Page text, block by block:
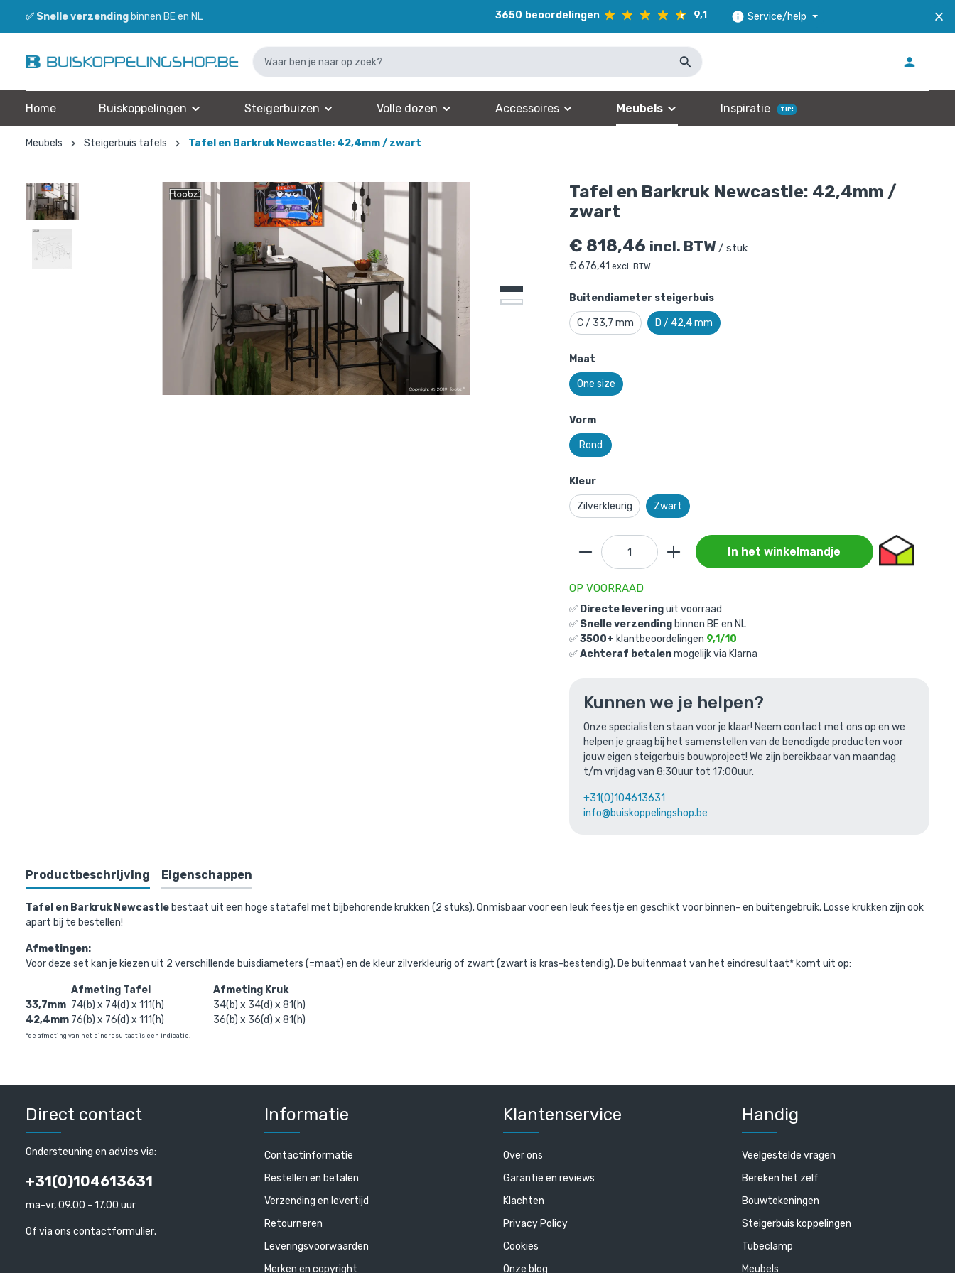
✅ Snelle verzending binnen BE en NL 3650 beoordelingen 9,1 Service/help
Home Buiskoppelingen Steigerbuizen Volle dozen Accessoires Meubels Inspiratie TIP!
Meubels Steigerbuis tafels Tafel en Barkruk Newcastle: 42,4mm / zwart
Tafel en Barkruk Newcastle: 42,4mm /
zwart
€ 818,46 incl. BTW/ stuk
€676,41 excl. BTW
Buitendiameter steigerbuis
C / 33,7 mm D / 42,4 mm
Maat
One size
Vorm
Rond
Kleur
Zilverkleurig Zwart
In het winkelmandje
OP VOORRAAD
✅ Directe leveringuit voorraad
✅ Snelle verzending binnen BE en NL
✅3500+ klantbeoordelingen 9,1/10
✅Achteraf betalenmogelijk via Klarna
Kunnen we je helpen?
Onze specialisten staan voor je klaar! Neem contact met ons op en we
helpen je graag bij het samenstellen van de benodigde producten voor
jouw eigen steigerbuis bouwproject! We zijn bereikbaar van maandag
t/m vrijdag van 8:30uur tot 17:00uur.
+31(0)104613631
info@buiskoppelingshop.be
Productbeschrijving Eigenschappen
Tafel en Barkruk Newcastle bestaat uit een hoge statafel met bijbehorende krukken (2 stuks). Onmisbaar voor een leuk feestje en geschikt voor binnen- en buitengebruik. Losse krukken zijn ook
apart bij te bestellen!
Afmetingen:
Voor deze set kan je kiezen uit 2 verschillende buisdiameters (=maat) en de kleur zilverkleurig of zwart (zwart is kras-bestendig). De buitenmaat van het eindresultaat* komt uit op:
Afmeting Tafel
Afmeting Kruk
33,7mm 74(b) x 74(d) x 111(h)
34(b) x 34(d) x 81(h)
42,4mm 76(b) x 76(d) x 111(h) 36(b) x 36(d) x 81(h)
*de afmeting van het eindresultaat is een indicatie
Tafel en Barkruk Newcastle: 42,4mm / zwart
Direct contact
Ondersteuning en advies via:
+31(0)104613631
ma-vr, 09.00 - 17.00 uur
Of via ons contactformulier.
Informatie
Contactinformatie
Bestellen en betalen
Verzending en levertijd
Retourneren
Leveringsvoorwaarden
Merken en copyright
Klantenservice
Over ons
Garantie en reviews
Klachten
Privacy Policy
Cookies
Onze blog
Handig
Veelgestelde vragen
Bereken het zelf
Bouwtekeningen
Steigerbuis koppelingen
Tubeclamp
Meubels